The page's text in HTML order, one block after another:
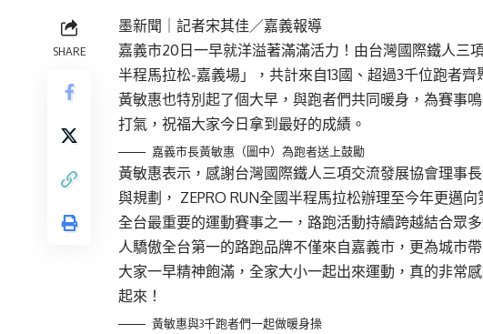
SHARE
墨新聞 ｜記者宋其佳／嘉義報導
嘉義市20日一早就洋溢著滿滿活力！由台灣國際鐵人三
半程馬拉松-嘉義場」，共計來自13國、超過3千位跑者
黃敏惠也特別起了個大早，與跑者們共同暖身，為賽事
打氣，祝福大家今日拿到最好的成績。
嘉義市長黃敏惠（圖中）為跑者送上鼓勵
黃敏惠表示，感謝台灣國際鐵人三項交流發展協會理事
與規劃， ZEPRO RUN全國半程馬拉松辦理至今年更邁
全台最重要的運動賽事之一，路跑活動持續跨越結合眾
人驕傲全台第一的路跑品牌不僅來自嘉義市，更為城市
大家一早精神飽滿，全家大小一起出來運動，真的非常
起來！
黃敏惠與3千跑者們一起做暖身操